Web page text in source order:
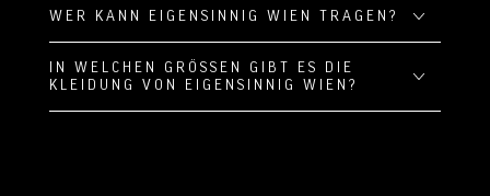
WER KANN EIGENSINNIG WIEN TRAGEN?
IN WELCHEN GRÖSSEN GIBT ES DIE K
LEIDUNG VON EIGENSINNIG WIEN?